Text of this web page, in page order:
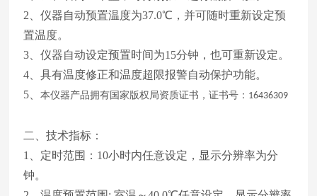
2、仪器自动预置温度为37.0℃，并可随时重新设定预
置温度。
3、仪器自动设定预置时间为15分钟，也可重新设定。
4、具有温度修正和温度超限报警自动保护功能。
5、本仪器产品拥有国家版权局资质证书，证书号： 16436309
二、技术指标：
1、定时范围：10小时内任意设定，显示分辨率为分
钟。